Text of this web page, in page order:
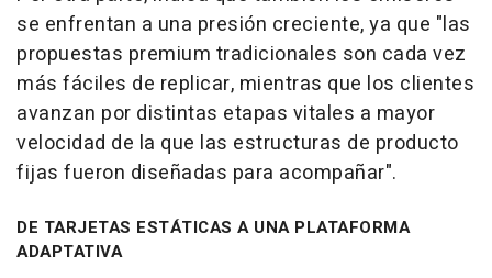
se enfrentan a una presión creciente, ya que "las
propuestas premium tradicionales son cada vez
más fáciles de replicar, mientras que los clientes
avanzan por distintas etapas vitales a mayor
velocidad de la que las estructuras de producto
fijas fueron diseñadas para acompañar".
DE TARJETAS ESTÁTICAS A UNA PLATAFORMA
ADAPTATIVA